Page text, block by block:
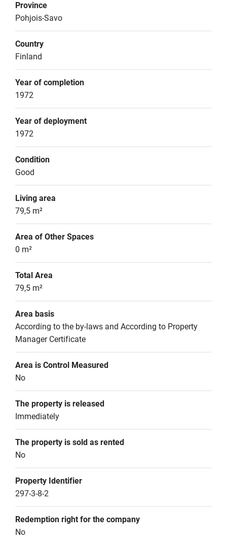
Province
Pohjois-Savo
Country
Finland
Year of completion
1972
Year of deployment
1972
Condition
Good
Living area
79,5 m²
Area of Other Spaces
0 m²
Total Area
79,5 m²
Area basis
According to the by-laws and According to Property
Manager Certificate
Area is Control Measured
No
The property is released
Immediately
The property is sold as rented
No
Property Identifier
297-3-8-2
Redemption right for the company
No